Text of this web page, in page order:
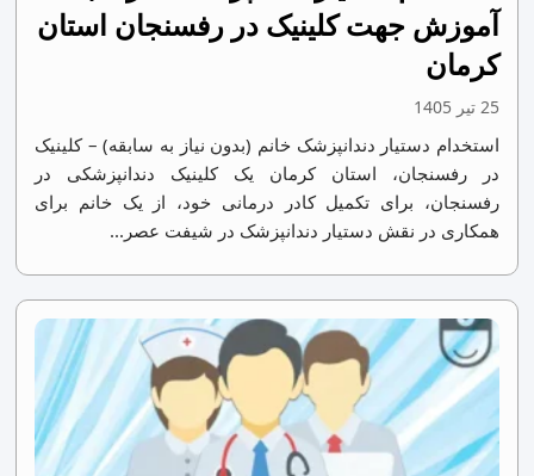
آموزش جهت کلینیک در رفسنجان استان
کرمان
25 تیر 1405
استخدام دستیار دندانپزشک خانم (بدون نیاز به سابقه) – کلینیک
در رفسنجان، استان کرمان یک کلینیک دندانپزشکی در
رفسنجان، برای تکمیل کادر درمانی خود، از یک خانم برای
همکاری در نقش دستیار دندانپزشک در شیفت عصر...